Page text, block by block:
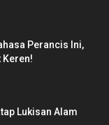
Perancis Ini,
Keren!
Lukisan Alam